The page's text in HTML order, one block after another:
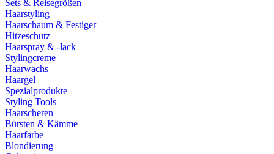
Sets & Reisegrößen
Haarstyling
Haarschaum & Festiger
Hitzeschutz
Haarspray & -lack
Stylingcreme
Haarwachs
Haargel
Spezialprodukte
Styling Tools
Haarscheren
Bürsten & Kämme
Haarfarbe
Blondierung